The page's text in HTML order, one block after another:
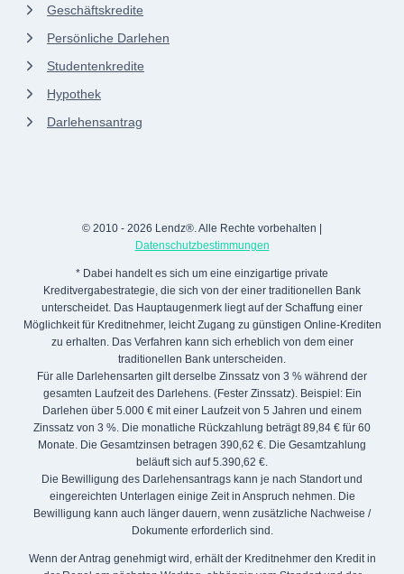
Geschäftskredite
Persönliche Darlehen
Studentenkredite
Hypothek
Darlehensantrag
© 2010 - 2026 Lendz®. Alle Rechte vorbehalten |
Datenschutzbestimmungen
* Dabei handelt es sich um eine einzigartige private
Kreditvergabestrategie, die sich von der einer traditionellen Bank
unterscheidet. Das Hauptaugenmerk liegt auf der Schaffung einer
Möglichkeit für Kreditnehmer, leicht Zugang zu günstigen Online-Krediten
zu erhalten. Das Verfahren kann sich erheblich von dem einer
traditionellen Bank unterscheiden.
Für alle Darlehensarten gilt derselbe Zinssatz von 3 % während der
gesamten Laufzeit des Darlehens. (Fester Zinssatz). Beispiel: Ein
Darlehen über 5.000 € mit einer Laufzeit von 5 Jahren und einem
Zinssatz von 3 %. Die monatliche Rückzahlung beträgt 89,84 € für 60
Monate. Die Gesamtzinsen betragen 390,62 €. Die Gesamtzahlung
beläuft sich auf 5.390,62 €.
Die Bewilligung des Darlehensantrags kann je nach Standort und
eingereichten Unterlagen einige Zeit in Anspruch nehmen. Die
Bewilligung kann auch länger dauern, wenn zusätzliche Nachweise /
Dokumente erforderlich sind.
Wenn der Antrag genehmigt wird, erhält der Kreditnehmer den Kredit in